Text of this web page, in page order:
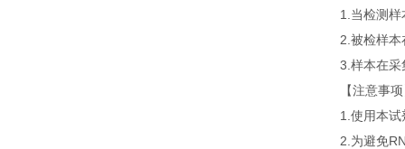
1.当检测
2.被检样
3.样本在采
【注意事
1.使用本
2.为避免